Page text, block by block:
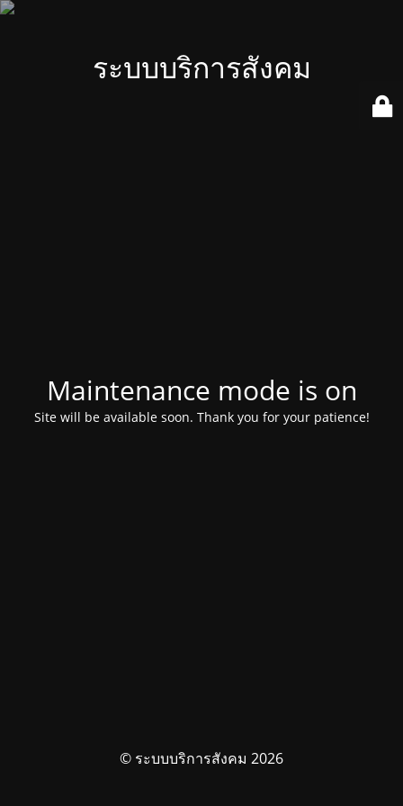
ระบบบริการสังคม
Maintenance mode is on
Site will be available soon. Thank you for your patience!
© ระบบบริการสังคม 2026